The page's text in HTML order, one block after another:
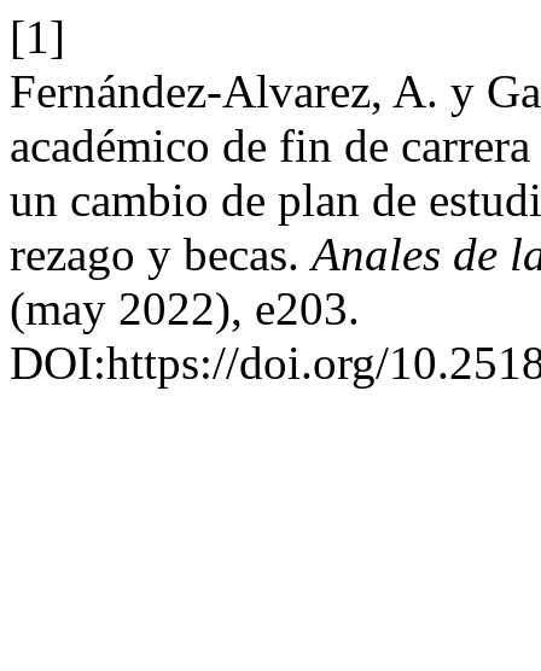
[1]
Fernández-Alvarez, A. y
académico de fin de
un cambio de plan de
rezago y becas.Anales de
(may 2022), e203.
DOI:https://doi.org/